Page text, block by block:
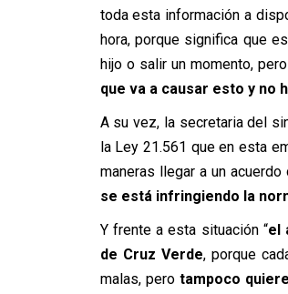
toda esta información a
hora, porque significa que
hijo o salir un momento, pero
que va a causar esto y no
A su vez, la secretaria del
la Ley 21.561 que en esta
maneras llegar a un
se está infringiendo la
Y frente a esta situación “el
de Cruz Verde, porque
malas, pero tampoco